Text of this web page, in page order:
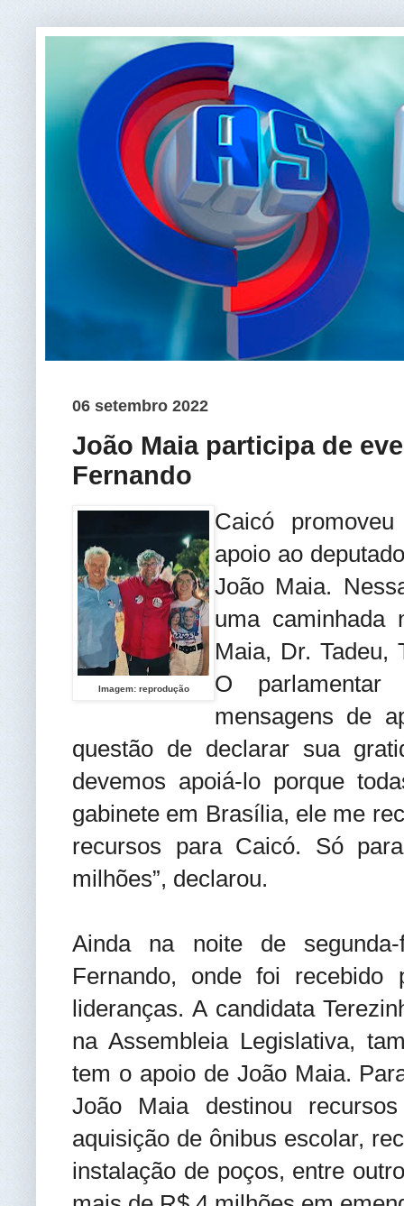
06 setembro 2022
João Maia participa de
Fernando
Imagem: reprodução
Caicó
apoio ao
João Maia.
uma caminhada
Maia, Dr. Tadeu,
O
mensagens de
questão de declarar sua
devemos apoiá-lo porque
gabinete em Brasília, ele me
recursos para Caicó. Só
milhões”, declarou.
Ainda na noite de
Fernando, onde foi
lideranças. A candidata
na Assembleia Legislativa,
tem o apoio de João Maia.
João Maia destinou
aquisição de ônibus escolar,
instalação de poços, entre